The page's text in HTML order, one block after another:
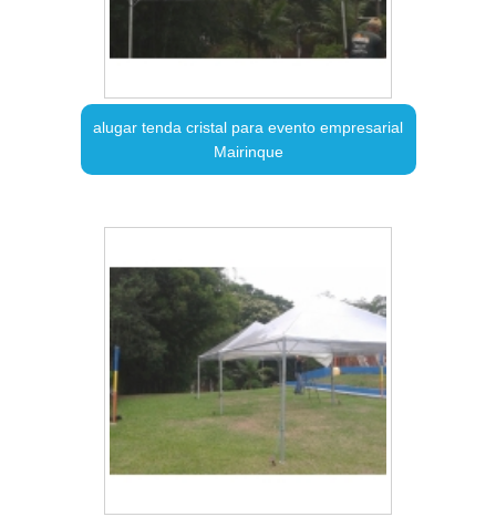
alugar tenda cristal para evento empresarial
Mairinque